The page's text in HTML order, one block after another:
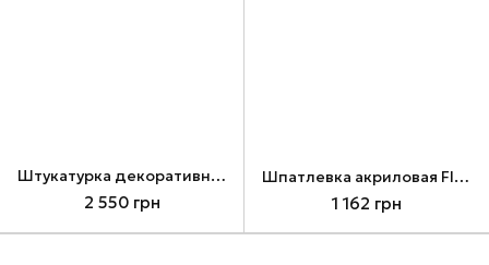
Штукатурка декоративная силиконовая Kompozit SP-15, 25 кг, белый, матовый
2 550 грн
Шпатлевка акриловая FINISH, 15кг
1 162 грн